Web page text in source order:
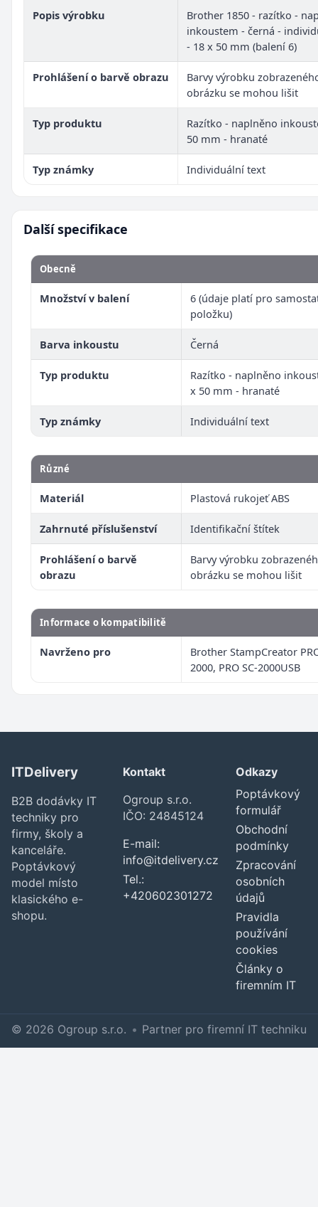
Popis výrobku
Brother 1850 - razítko -
inkoustem - černá -
- 18 x 50 mm (balení 6)
Prohlášení o barvě obrazu
Barvy výrobku
obrázku se mohou lišit
Typ produktu
Razítko - naplněno
50 mm - hranaté
Typ známky Individuální text
Další specifikace
Obecně
Množství v balení
6 (údaje platí pro
položku)
Barva inkoustu Černá
Typ produktu
Razítko - naplněno
x 50 mm - hranaté
Typ známky Individuální text
Různé
Materiál Plastová rukojeť ABS
Zahrnuté příslušenství Identifikační štítek
Prohlášení o barvě
obrazu
Barvy výrobku
obrázku se mohou lišit
Informace o kompatibilitě
Navrženo pro
Brother StampCreator
2000, PRO SC-2000USB
ITDelivery
B2B dodávky IT
techniky pro
firmy, školy a
kanceláře.
Poptávkový
model místo
klasického e-
shopu.
Kontakt
Ogroup s.r.o.
IČO: 24845124
E-mail:
info@itdelivery.cz
Tel.:
+420602301272
Odkazy
Poptávkový
formulář
Obchodní
podmínky
Zpracování
osobních
údajů
Pravidla
používání
cookies
Články o
firemním IT
© 2026 Ogroup s.r.o. • Partner pro firemní IT techniku